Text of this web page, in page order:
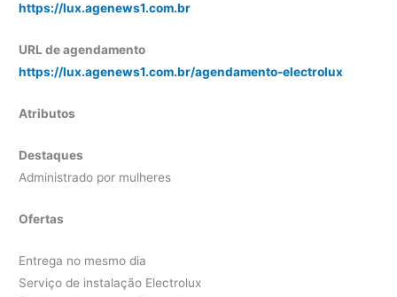
https://lux.agenews1.com.br
URL de agendamento
https://lux.agenews1.com.br/agendamento-electrolux
Atributos
Destaques
Administrado por mulheres
Ofertas
Entrega no mesmo dia
Serviço de instalação Electrolux